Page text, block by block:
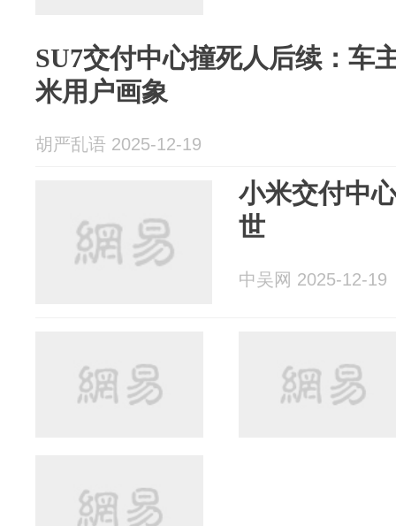
SU7交付中心撞死人后续：车
米用户画象
胡严乱语 2025-12-19
小米交付中
世
中吴网 2025-12-19